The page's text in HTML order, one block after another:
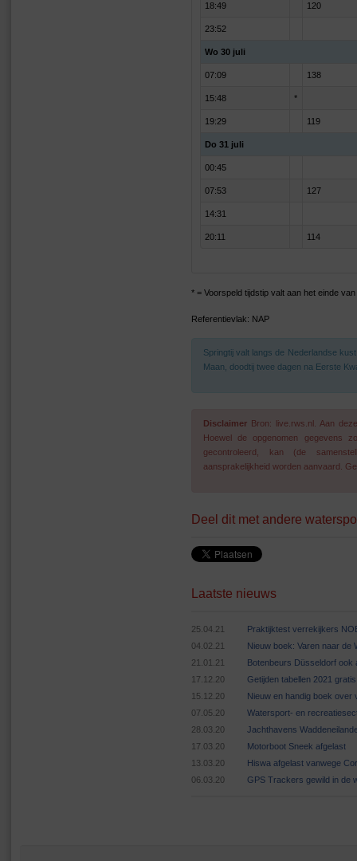
18:49 120
23:52
Wo 30 juli
07:09 138
15:48 *
19:29 119
Do 31 juli
00:45
07:53 127
14:31
20:11 114
* = Voorspeld tijdstip valt aan het einde
Referentievlak: NAP
Springtij valt langs de Nederlandse
Maan, doodtij twee dagen na Eerste
Disclaimer Bron: live.rws.nl. Aan
Hoewel de opgenomen gegevens
gecontroleerd, kan (de
aansprakelijkheid worden aanvaard.
Deel dit met andere
Laatste nieuws
25.04.21
Praktijktest verrekijkers
04.02.21
Nieuw boek: Varen naar de
21.01.21
Botenbeurs Düsseldorf ook
17.12.20
Getijden tabellen 2021
15.12.20
Nieuw en handig boek over
07.05.20
Watersport- en
28.03.20
Jachthavens
17.03.20
Motorboot Sneek afgelast
13.03.20
Hiswa afgelast vanwege
06.03.20
GPS Trackers gewild in de